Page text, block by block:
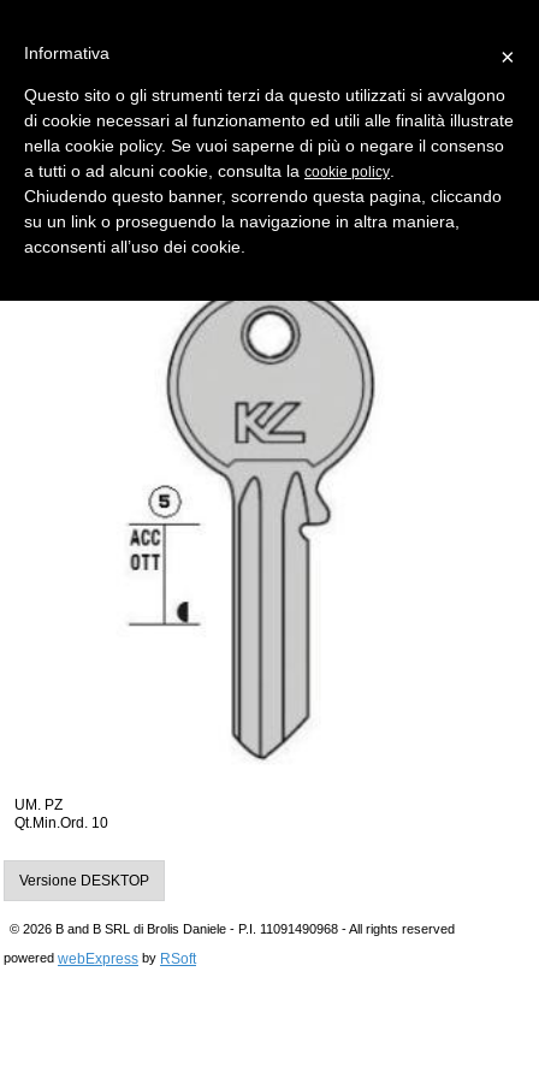
Indietro
chiave profilo vr51d ottone lucido
Comparativo Silca VI5 Produttore Key Line
UM. PZ
Qt.Min.Ord. 10
Versione DESKTOP
© 2026 B and B SRL di Brolis Daniele - P.I. 11091490968 - All rights reserved
powered webExpress by RSoft
×
Informativa
Questo sito o gli strumenti terzi da questo utilizzati si avvalgono
di cookie necessari al funzionamento ed utili alle finalità illustrate
nella cookie policy. Se vuoi saperne di più o negare il consenso
a tutti o ad alcuni cookie, consulta la cookie policy
Chiudendo questo banner, scorrendo questa pagina, cliccando
su un link o proseguendo la navigazione in altra maniera,
acconsenti all’uso dei cookie.